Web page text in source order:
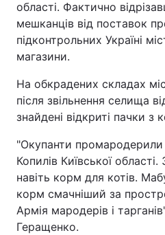
області. Фактично
мешканців від поставок
підконтрольних Україні
магазини.
На обкрадених складах
після звільнення селища
знайдені відкриті пачки
"Окупанти
Копилів Київської
навіть корм для котів.
корм смачніший за
Армія мародерів і
Геращенко.